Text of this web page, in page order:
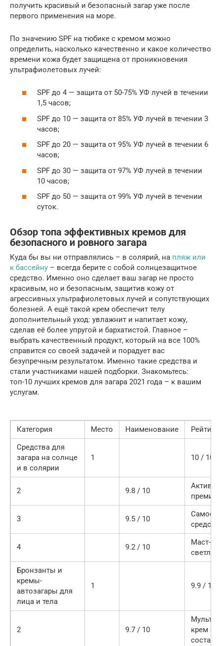
получить красивый и безопасный загар уже после
первого применения на море.
По значению SPF на тюбике с кремом можно
определить, насколько качественно и какое количество
времени кожа будет защищена от проникновения
ультрафиолетовых лучей:
SPF до 4 — защита от 50-75% УФ лучей в течении
1,5 часов;
SPF до 10 — защита от 85% УФ лучей в течении 3
часов;
SPF до 20 — защита от 95% УФ лучей в течении 6
часов;
SPF до 30 — защита от 97% УФ лучей в течении
10 часов;
SPF до 50 — защита от 99% УФ лучей в течении
суток.
Обзор топа эффективных кремов для
безопасного и ровного загара
Куда бы вы ни отправлялись – в солярий, на пляж или
к бассейну – всегда берите с собой солнцезащитное
средство. Именно оно сделает ваш загар не просто
красивым, но и безопасным, защитив кожу от
агрессивных ультрафиолетовых лучей и сопутствующих
болезней. А ещё такой крем обеспечит телу
дополнительный уход: увлажнит и напитает кожу,
сделав её более упругой и бархатистой. Главное –
выбрать качественный продукт, который на все 100%
справится со своей задачей и порадует вас
безупречным результатом. Именно такие средства и
стали участниками нашей подборки. Знакомьтесь:
топ-10 лучших кремов для загара 2021 года – к вашим
услугам.
Категория Место Наименование
Рейтинг
Средства для
загара на солнце
и в солярии
1 10 / 10
2 9.8 / 10
3 9.5 / 10
Самое
4 9.2 / 10
Маст-
Бронзанты и
кремы-
автозагары для
лица и тела
1 9.9 / 10
2 9.7 / 10
крем с